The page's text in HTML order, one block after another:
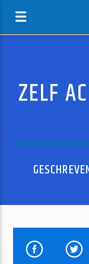
HUIDIG NUMMER
ZELF